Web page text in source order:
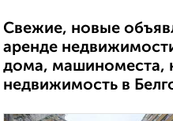
Свежие, новые
аренде
дома, машиноместа,
недвижимость в